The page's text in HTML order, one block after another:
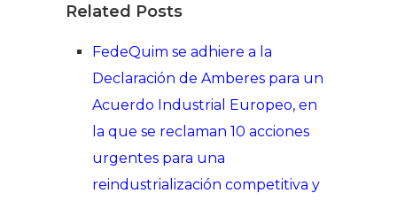
Related Posts
FedeQuim se adhiere a la
Declaración de Amberes para un
Acuerdo Industrial Europeo, en
la que se reclaman 10 acciones
urgentes para una
reindustrialización competitiva y